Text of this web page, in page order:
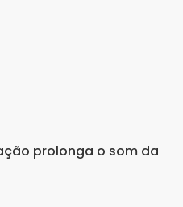
prolonga o som da